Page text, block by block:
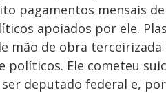
pagamentos mensais de
apoiados por ele.
mão de obra
políticos. Ele cometeu
ser deputado federal e,